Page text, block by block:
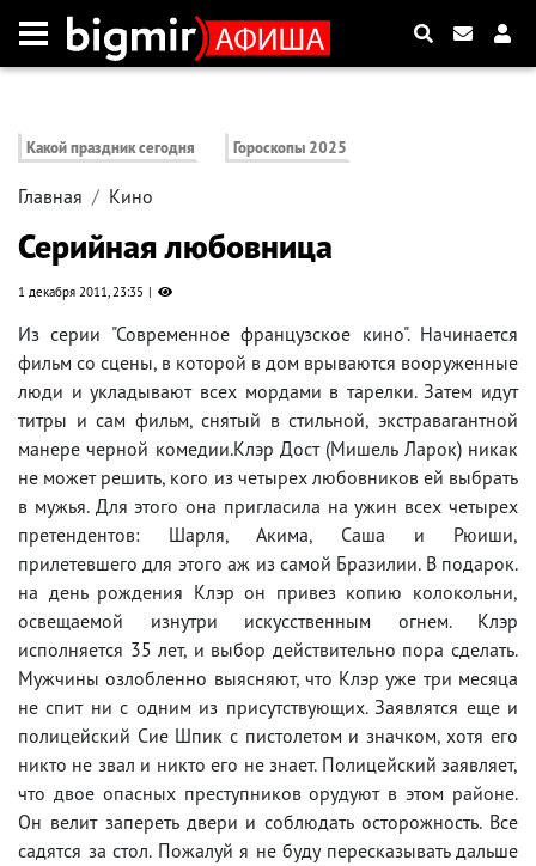
Какой праздник сегодня Гороскопы 2025
Главная Кино
Серийная любовница
1 декабря 2011, 23:35
Из серии "Современное французское кино". Начинается
фильм со сцены, в которой в дом врываются вооруженные
люди и укладывают всех мордами в тарелки. Затем идут
титры и сам фильм, снятый в стильной, экстравагантной
манере черной комедии.Клэр Дост (Мишель Ларок) никак
не может решить, кого из четырех любовников ей выбрать
в мужья. Для этого она пригласила на ужин всех четырех
претендентов: Шарля, Акима, Саша и Рюиши,
прилетевшего для этого аж из самой Бразилии. В подарок.
на день рождения Клэр он привез копию колокольни,
освещаемой изнутри искусственным огнем. Клэр
исполняется 35 лет, и выбор действительно пора сделать.
Мужчины озлобленно выясняют, что Клэр уже три месяца
не спит ни с одним из присутствующих. Заявлятся еще и
полицейский Сие Шпик с пистолетом и значком, хотя его
никто не звал и никто его не знает. Полицейский заявляет,
что двое опасных преступников орудуют в этом районе.
Он велит запереть двери и соблюдать осторожность. Все
садятся за стол. Пожалуй я не буду пересказывать дальше